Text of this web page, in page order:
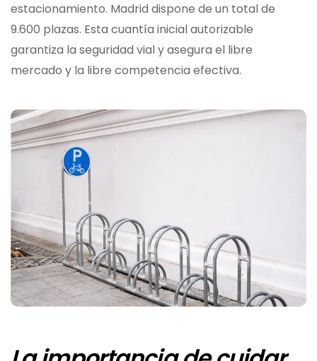
estacionamiento. Madrid dispone de un total de
9.600 plazas. Esta cuantía inicial autorizable
garantiza la seguridad vial y asegura el libre
mercado y la libre competencia efectiva.